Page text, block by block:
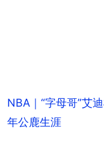
NBA｜“字母哥”艾
年公鹿生涯